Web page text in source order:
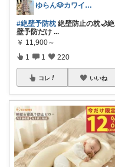
ゆらん🐶カワイイ物コレクター
#絶壁予防枕絶壁防止の枕🌙絶
壁予防だけ ...
￥ 11,900～
1 1 220
コレ いいね